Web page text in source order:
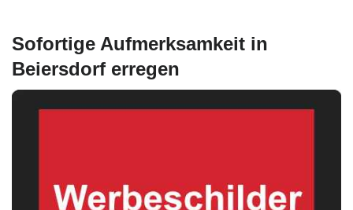
Sofortige Aufmerksamkeit in
Beiersdorf erregen